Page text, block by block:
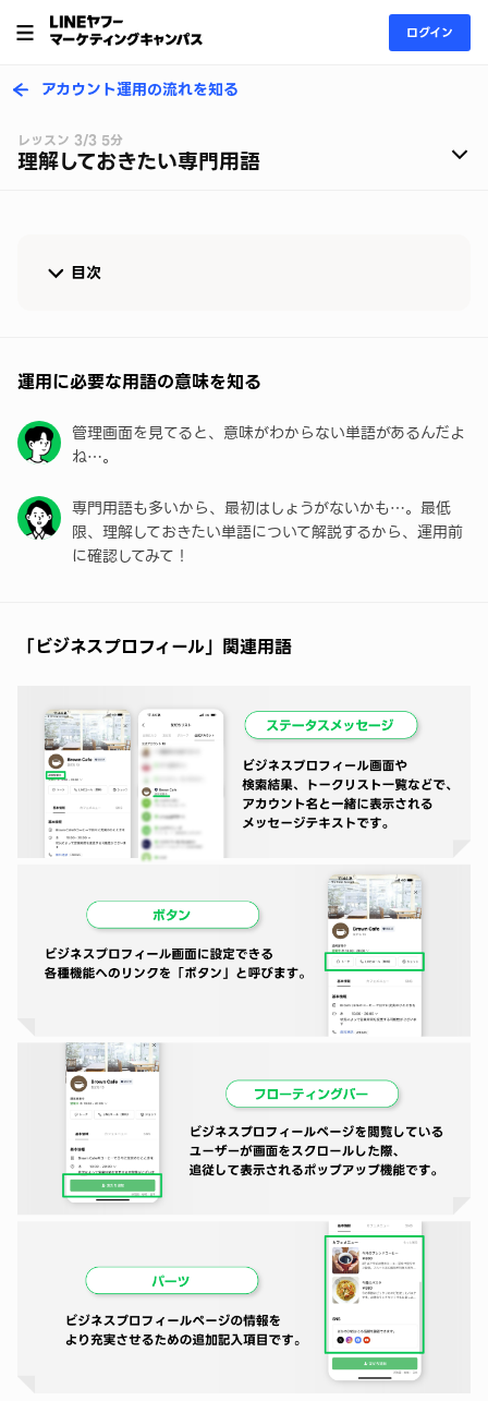
ログイン
アカウント運用の流れを知る
レッスン 3/3 5分
理解しておきたい専門用語
目次
「ビジネスプロフィール」関連用語
「友だち」関連用語
「チャット」関連用語
「分析」関連用語
運用に必要な用語の意味を知る
管理画面を見てると、意味がわからない単語があるんだよ
ね…。
専門用語も多いから、最初はしょうがないかも…。最低
限、理解しておきたい単語について解説するから、運用前
に確認してみて！
「ビジネスプロフィール」関連用語